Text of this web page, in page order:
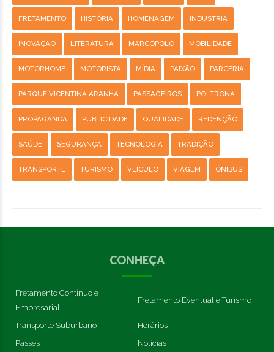
FRETAMENTO HISTÓRIA HOMENAGEM INDÚSTRIA
INOVAÇÃO LITERATURA MARCOPOLO MOBILIDADE
MOTORHOME MOTORISTA MÍDIA PAIXÃO PARCERIA
PARQUE VICENTINA ARANHA PASSAGEIROS POLTRONA
PROPAGANDA PUBLICIDADE QUALIDADE REDENÇÃO
SAÚDE SEGURANÇA TECNOLOGIA TRADIÇÃO
TRANSPORTE TURISMO VEÍCULO VIAGEM ÔNIBUS
CONHEÇA
Fretamento Contínuo e
Empresarial
Fretamento Eventual e Turismo
Transporte Suburbano
Horários
Passes
Notícias